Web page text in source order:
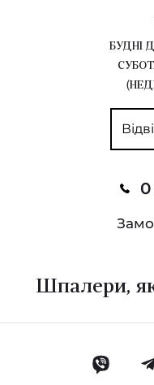
БУДНІ
0
Шпалери,